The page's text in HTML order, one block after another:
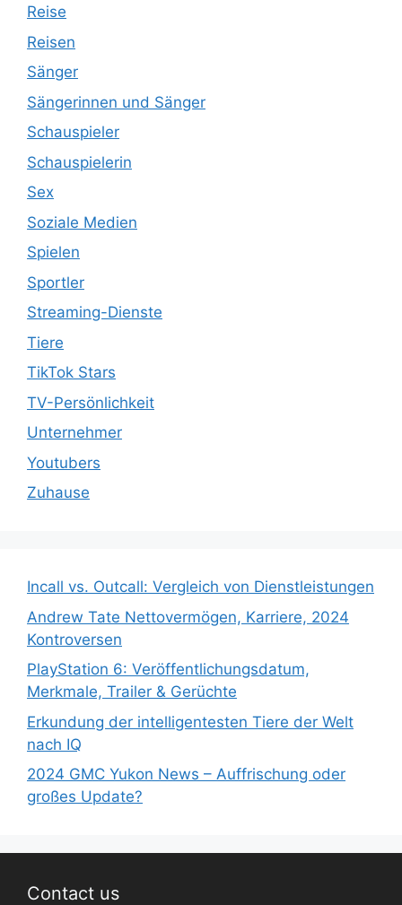
Reise
Reisen
Sänger
Sängerinnen und Sänger
Schauspieler
Schauspielerin
Sex
Soziale Medien
Spielen
Sportler
Streaming-Dienste
Tiere
TikTok Stars
TV-Persönlichkeit
Unternehmer
Youtubers
Zuhause
Incall vs. Outcall: Vergleich von Dienstleistungen
Andrew Tate Nettovermögen, Karriere, 2024
Kontroversen
PlayStation 6: Veröffentlichungsdatum,
Merkmale, Trailer & Gerüchte
Erkundung der intelligentesten Tiere der Welt
nach IQ
2024 GMC Yukon News – Auffrischung oder
großes Update?
Contact us